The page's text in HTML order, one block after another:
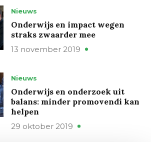
Nieuws
Onderwijs en impact wegen
straks zwaarder mee
13 november 2019
Nieuws
Onderwijs en onderzoek uit
balans: minder promovendi kan
helpen
29 oktober 2019